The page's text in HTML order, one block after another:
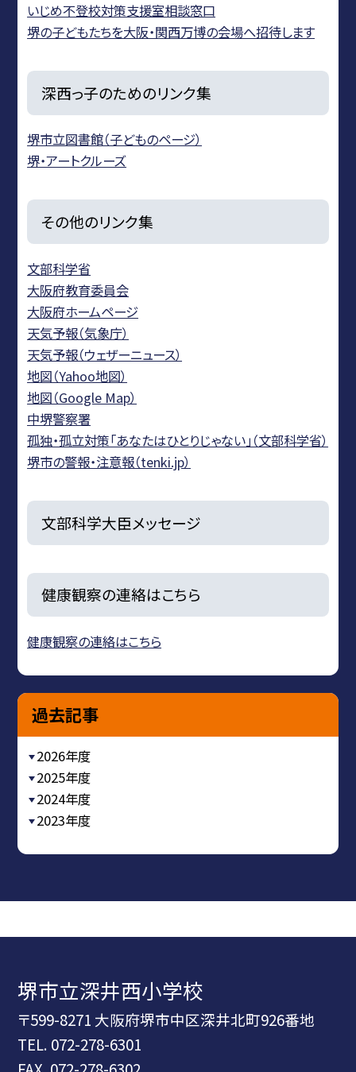
いじめ不登校対策支援室相談窓口
堺の子どもたちを大阪・関西万博の会場へ招待します
深西っ子のためのリンク集
堺市立図書館（子どものページ）
堺・アートクルーズ
その他のリンク集
文部科学省
大阪府教育委員会
大阪府ホームページ
天気予報（気象庁）
天気予報（ウェザーニュース）
地図（Yahoo地図）
地図（Google Map）
中堺警察署
孤独・孤立対策「あなたはひとりじゃない」（文部科学省）
堺市の警報・注意報（tenki.jp）
文部科学大臣メッセージ
健康観察の連絡はこちら
健康観察の連絡はこちら
過去記事
2026年度
2025年度
2024年度
2023年度
堺市立深井西小学校
〒599-8271 大阪府堺市中区深井北町926番地
TEL. 072-278-6301